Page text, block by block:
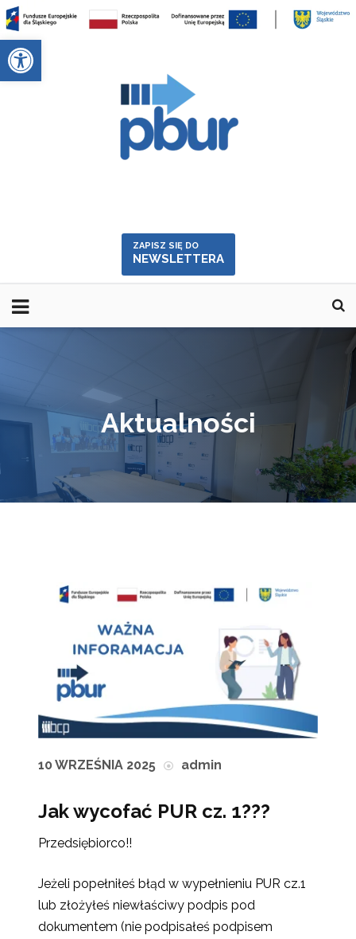
Otwórz pasek narzędzi
Skip
to
content
ZAPISZ SIĘ DO
NEWSLETTERA
Aktualności
10 WRZEŚNIA 2025 admin
Jak wycofać PUR cz. 1???
Przedsiębiorco!!
Jeżeli popełniłeś błąd w wypełnieniu PUR cz.1
lub złożyłeś niewłaściwy podpis pod
dokumentem (nie podpisałeś podpisem